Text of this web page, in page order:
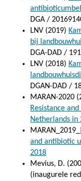
DGA /
LNV (2019)
bij
DGA-DAD /
LNV (2018)
DGAN-DAD /
MARAN-2020
Resistance
Netherlands in
MARAN_2019_
and antibiotic
2018
Mevius, D.
(inaugurele